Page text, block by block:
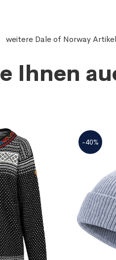
weitere Dale of Norway Artikel
Ihnen
-40%